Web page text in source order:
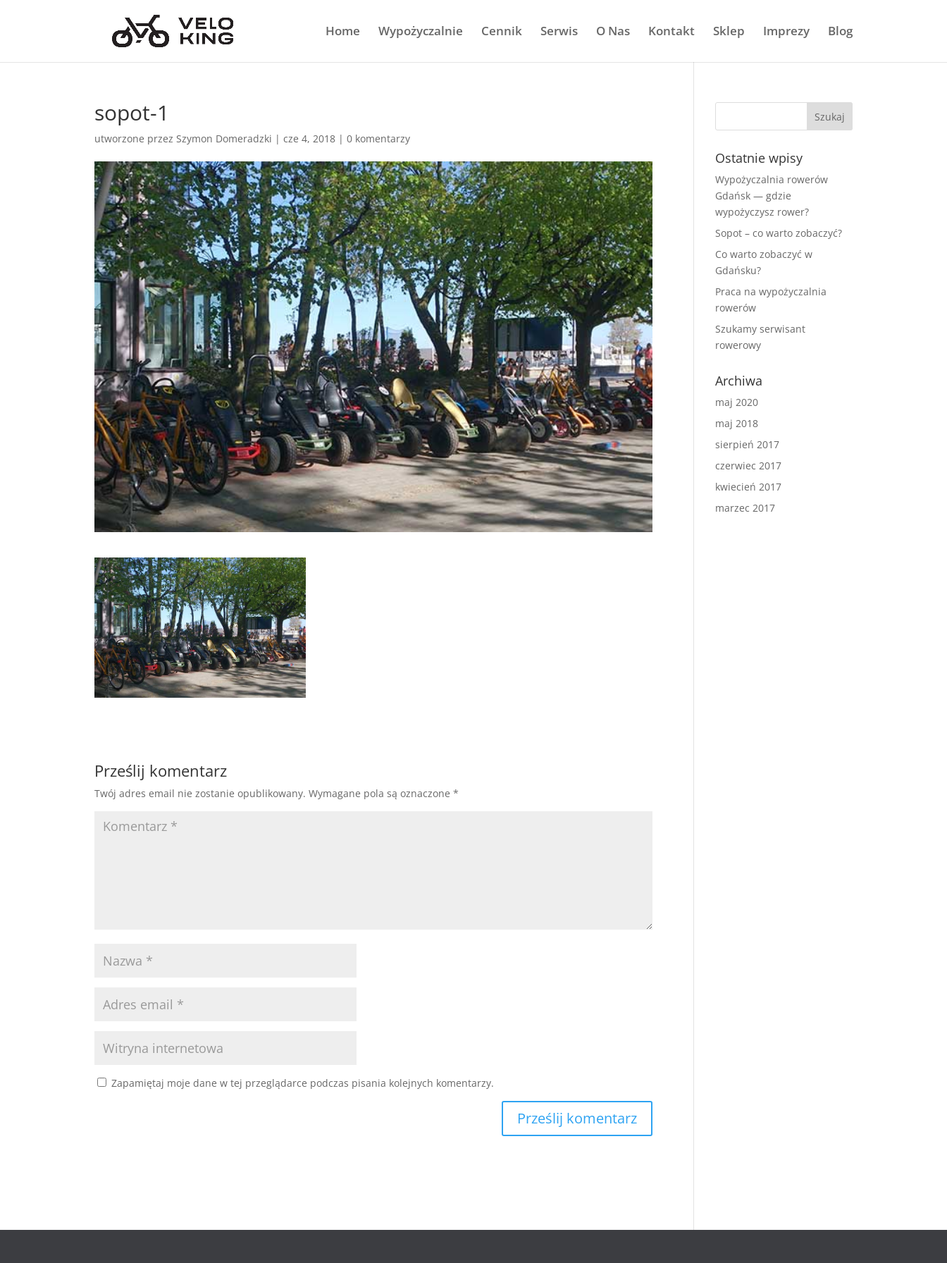
Home Wypożyczalnie Cennik Serwis O Nas Kontakt Sklep Imprezy Blog
sopot-1
utworzone przezSzymon Domeradzki |cze 4, 2018 |0 komentarzy
Prześlij komentarz
Twój adres email nie zostanie opublikowany. Wymagane pola są oznaczone*
Zapamiętaj moje dane w tej przeglądarce podczas pisania kolejnych komentarzy.
Ostatnie wpisy
Wypożyczalnia rowerów
Gdańsk — gdzie
wypożyczysz rower?
Sopot – co warto zobaczyć?
Co warto zobaczyć w
Gdańsku?
Praca na wypożyczalnia
rowerów
Szukamy serwisant
rowerowy
Archiwa
maj 2020
maj 2018
sierpień 2017
czerwiec 2017
kwiecień 2017
marzec 2017